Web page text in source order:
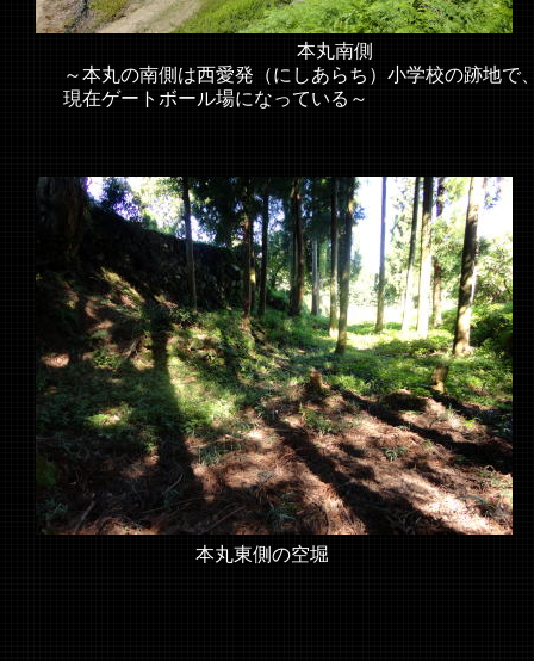
本丸東側の空堀
本丸南側
～本丸の南側は西愛発（にしあらち）小学校の跡地で
現在ゲートボール場になっている～